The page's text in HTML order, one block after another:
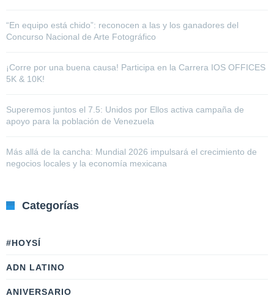
“En equipo está chido”: reconocen a las y los ganadores del
Concurso Nacional de Arte Fotográfico
¡Corre por una buena causa! Participa en la Carrera IOS OFFICES
5K & 10K!
Superemos juntos el 7.5: Unidos por Ellos activa campaña de
apoyo para la población de Venezuela
Más allá de la cancha: Mundial 2026 impulsará el crecimiento de
negocios locales y la economía mexicana
Categorías
#HOYSÍ
ADN LATINO
ANIVERSARIO